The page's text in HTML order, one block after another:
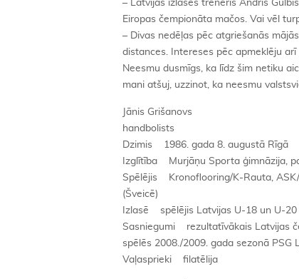
– Latvijas izlases treneris Andris
Eiropas čempionāta mačos. Vai vēl
– Divas nedēļas pēc atgriešanās
distances. Intereses pēc apmeklēju
Neesmu dusmīgs, ka līdz šim netiku
mani atšuj, uzzinot, ka neesmu
Jānis Grišanovs
handbolists
Dzimis 1986. gada 8. augustā Rīgā
Izglītība Murjāņu Sporta ģimnāzija,
Spēlējis Kronoflooring/K-Rauta, ASK/
(Šveicē)
Izlasē spēlējis Latvijas U-18 un U-20
Sasniegumi rezultatīvākais Latvijas
spēlēs 2008./2009. gada sezonā PSG
Vaļasprieki filatēlija